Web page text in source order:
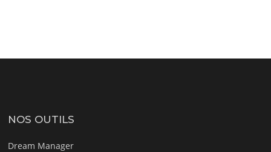
NOS OUTILS
Dream Manager